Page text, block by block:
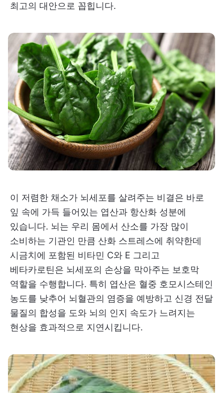
최고의 대안으로 꼽힙니다.
이 저렴한 채소가 뇌세포를 살려주는 비결은 바로
잎 속에 가득 들어있는 엽산과 항산화 성분에
있습니다. 뇌는 우리 몸에서 산소를 가장 많이
소비하는 기관인 만큼 산화 스트레스에 취약한데
시금치에 포함된 비타민 C와 E 그리고
베타카로틴은 뇌세포의 손상을 막아주는 보호막
역할을 수행합니다. 특히 엽산은 혈중 호모시스테인
농도를 낮추어 뇌혈관의 염증을 예방하고 신경 전달
물질의 합성을 도와 뇌의 인지 속도가 느려지는
현상을 효과적으로 지연시킵니다.